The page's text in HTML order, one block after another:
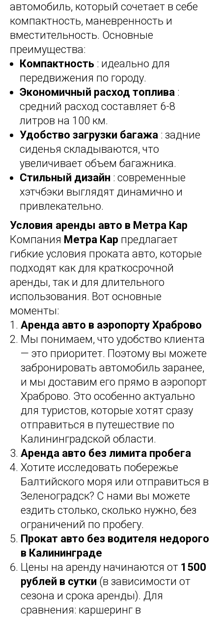
автомобиль, который сочетает в себе
компактность, маневренность и
вместительность. Основные
преимущества:
Компактность : идеально для
передвижения по городу.
Экономичный расход топлива :
средний расход составляет 6-8
литров на 100 км.
Удобство загрузки багажа : задние
сиденья складываются, что
увеличивает объем багажника.
Стильный дизайн : современные
хэтчбэки выглядят динамично и
привлекательно.
Условия аренды авто в Метра Кар
Компания Метра Кар предлагает
гибкие условия проката авто, которые
подходят как для краткосрочной
аренды, так и для длительного
использования. Вот основные
моменты:
Аренда авто в аэропорту Храброво
Мы понимаем, что удобство клиента
— это приоритет. Поэтому вы можете
забронировать автомобиль заранее,
и мы доставим его прямо в аэропорт
Храброво. Это особенно актуально
для туристов, которые хотят сразу
отправиться в путешествие по
Калининградской области.
Аренда авто без лимита пробега
Хотите исследовать побережье
Балтийского моря или отправиться в
Зеленоградск? С нами вы можете
ездить столько, сколько нужно, без
ограничений по пробегу.
Прокат авто без водителя недорого
в Калининграде
Цены на аренду начинаются от 1500
рублей в сутки (в зависимости от
сезона и срока аренды). Для
сравнения: каршеринг в